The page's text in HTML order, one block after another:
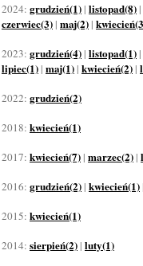
2024: grudzień(1) | listopad(8) |
czerwiec(3) | maj(2) |
2023: grudzień(4) | listopad(1) |
lipiec(1) | maj(1) | kwiecień(2) |
2022: grudzień(2)
2018: kwiecień(1)
2017: kwiecień(7) | marzec(2) |
2016: grudzień(2) | kwiecień(1)
2015: kwiecień(1)
2014: sierpień(2) | luty(1)